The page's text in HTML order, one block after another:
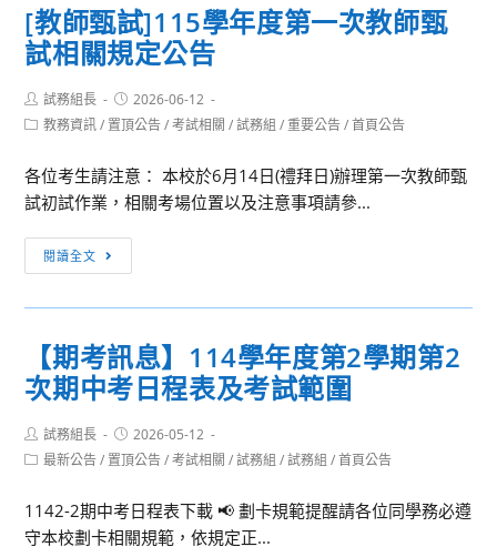
及
序
號
間
程
次
教
甄
選
教
試
題
及
事
項
公
告
國
立
隆
高
中
學
115
度
第
1
次
師
選
(國
[教師甄試]115學年度第一次教師甄
試相關規定公告
Post
author:
試務組長
Post
published:
2026-06-12
Post教務資訊 / 置頂公告 / 考試相關 / 試務組 / 重要公告 / 首頁公告
各位考生請注意： 本校於6月14日(禮拜日)辦理第一次教師甄
試初試作業，相關考場位置以及注意事項請參...
閱讀全文
師
甄
學
年
第
一
教
師
【期考訊息】114學年度第2學期第2
次期中考日程表及考試範圍
Post
author:
試務組長
Post
published:
2026-05-12
Post最新公告 / 置頂公告 / 考試相關 / 試務組 / 試務組 / 首頁公告
1142-2期中考日程表下載 📢 劃卡規範提醒請各位同學務必遵
守本校劃卡相關規範，依規定正...